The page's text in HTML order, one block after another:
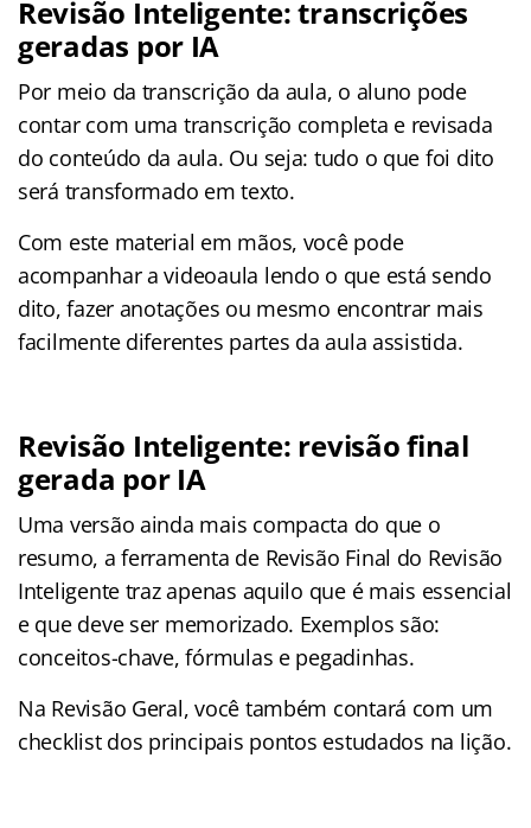
Revisão Inteligente: transcrições
geradas por IA
Por meio da transcrição da aula, o aluno pode
contar com uma transcrição completa e revisada
do conteúdo da aula. Ou seja: tudo o que foi dito
será transformado em texto.
Com este material em mãos, você pode
acompanhar a videoaula lendo o que está sendo
dito, fazer anotações ou mesmo encontrar mais
facilmente diferentes partes da aula assistida.
Revisão Inteligente: revisão final
gerada por IA
Uma versão ainda mais compacta do que o
resumo, a ferramenta de Revisão Final do Revisão
Inteligente traz apenas aquilo que é mais essencial
e que deve ser memorizado. Exemplos são:
conceitos-chave, fórmulas e pegadinhas.
Na Revisão Geral, você também contará com um
checklist dos principais pontos estudados na lição.